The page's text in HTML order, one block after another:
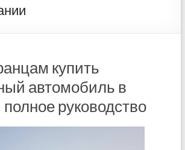
купить
автомобиль в
руководство